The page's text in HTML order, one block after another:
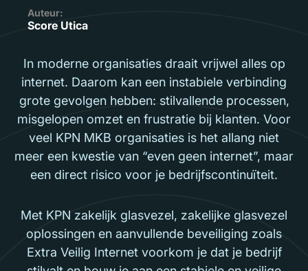
Auteur:
Score Utica
In moderne organisaties draait vrijwel alles op
internet. Daarom kan een instabiele verbinding
grote gevolgen hebben: stilvallende processen,
misgelopen omzet en frustratie bij klanten. Voor
veel KPN MKB organisaties is het allang niet
meer een kwestie van “even geen internet”, maar
een direct risico voor je bedrijfscontinuïteit.
Met KPN zakelijk glasvezel, zakelijke glasvezel
oplossingen en aanvullende beveiliging zoals
Extra Veilig Internet voorkom je dat je bedrijf